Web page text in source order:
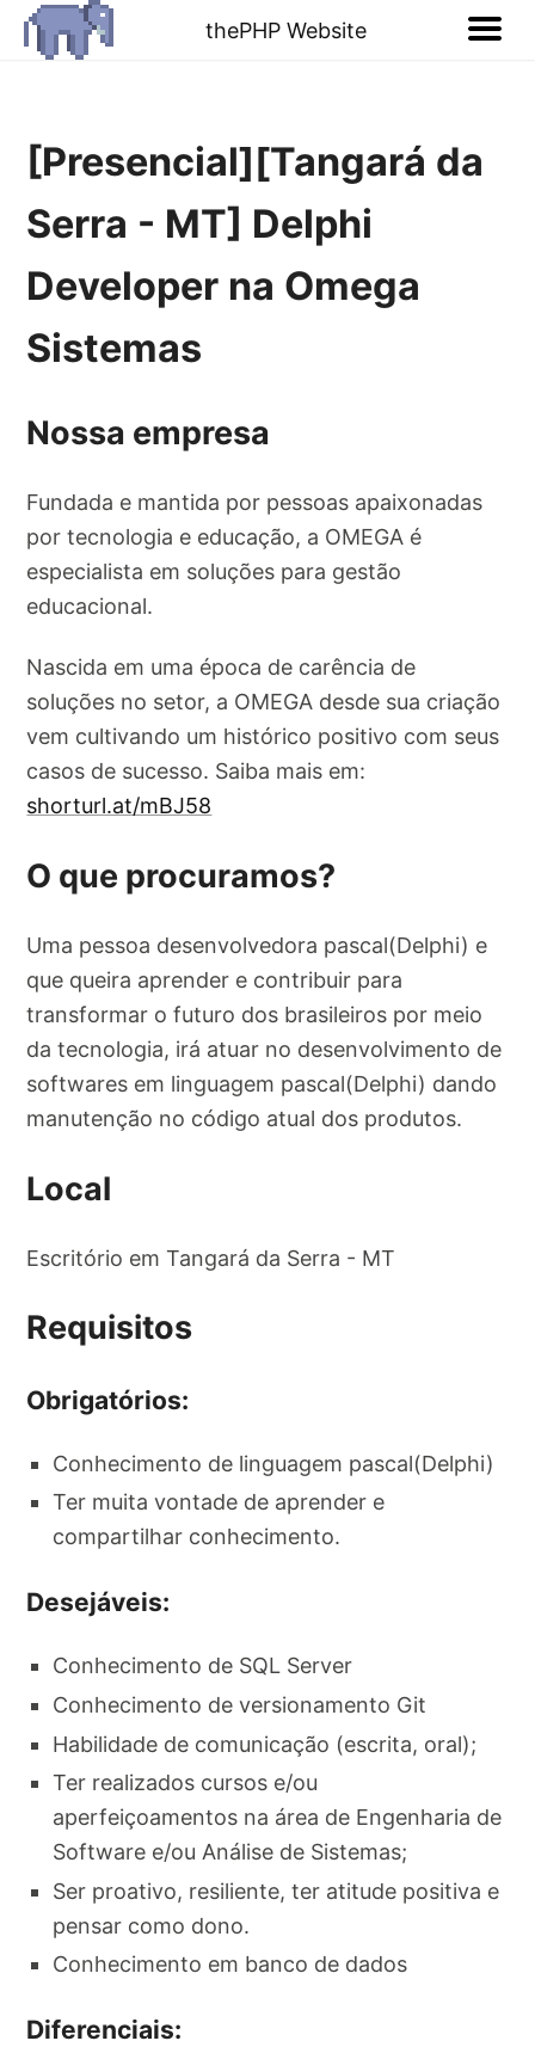
thePHP Website
[Presencial][Tangará da
Serra - MT] Delphi
Developer na Omega
Sistemas
Nossa empresa
Fundada e mantida por pessoas apaixonadas
por tecnologia e educação, a OMEGA é
especialista em soluções para gestão
educacional.
Nascida em uma época de carência de
soluções no setor, a OMEGA desde sua criação
vem cultivando um histórico positivo com seus
casos de sucesso. Saiba mais em:
shorturl.at/mBJ58
O que procuramos?
Uma pessoa desenvolvedora pascal(Delphi) e
que queira aprender e contribuir para
transformar o futuro dos brasileiros por meio
da tecnologia, irá atuar no desenvolvimento de
softwares em linguagem pascal(Delphi) dando
manutenção no código atual dos produtos.
Local
Escritório em Tangará da Serra - MT
Requisitos
Obrigatórios:
Conhecimento de linguagem pascal(Delphi)
Ter muita vontade de aprender e
compartilhar conhecimento.
Desejáveis:
Conhecimento de SQL Server
Conhecimento de versionamento Git
Habilidade de comunicação (escrita, oral);
Ter realizados cursos e/ou
aperfeiçoamentos na área de Engenharia de
Software e/ou Análise de Sistemas;
Ser proativo, resiliente, ter atitude positiva e
pensar como dono.
Conhecimento em banco de dados
Diferenciais: